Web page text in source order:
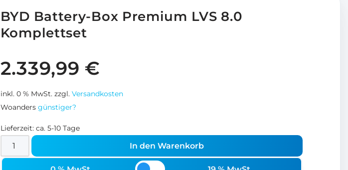
BYD Battery-Box Premium LVS 8.0
Komplettset
2.339,99 €
inkl. 0 % MwSt. zzgl. Versandkosten
Woanders günstiger?
Lieferzeit: ca. 5-10 Tage
In den Warenkorb